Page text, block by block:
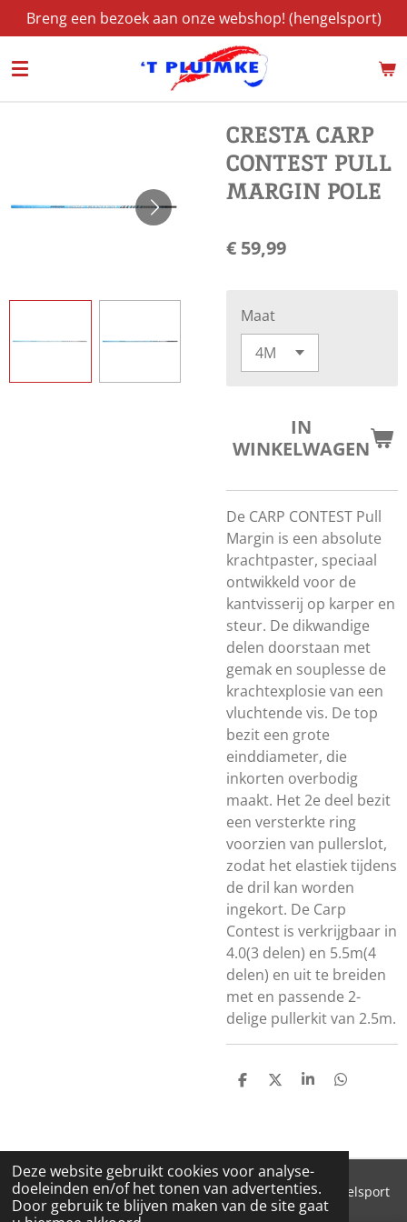
Deze website gebruikt cookies voor analyse-
doeleinden en/of het tonen van advertenties.
Door gebruik te blijven maken van de site gaat
direct
naar
Breng een bezoek aan onze webshop! (hengelsport)
CRESTA CARP
CONTEST PULL
MARGIN POLE
€ 59,99
Maat
IN
WINKELWAGEN
De CARP CONTEST Pull
Margin is een absolute
krachtpaster, speciaal
ontwikkeld voor de
kantvisserij op karper en
steur. De dikwandige
delen doorstaan met
gemak en souplesse de
krachtexplosie van een
vluchtende vis. De top
bezit een grote
einddiameter, die
inkorten overbodig
maakt. Het 2e deel bezit
een versterkte ring
voorzien van pullerslot,
zodat het elastiek tijdens
de dril kan worden
ingekort. De Carp
Contest is verkrijgbaar in
4.0(3 delen) en 5.5m(4
delen) en uit te breiden
met en passende 2-
delige pullerkit van 2.5m.
D
D
S
D
© 2018 - 2026 'T Pluimke dierenbenodigdheden & hengelsport